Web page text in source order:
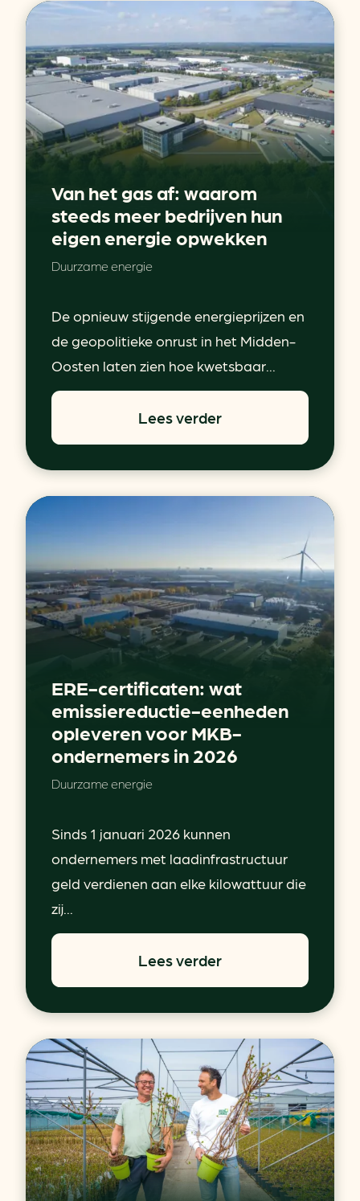
Van het gas af: waarom
steeds meer bedrijven hun
eigen energie opwekken
Duurzame energie
De opnieuw stijgende energieprijzen en
de geopolitieke onrust in het Midden-
Oosten laten zien hoe kwetsbaar...
Lees verder
ERE-certificaten: wat
emissiereductie-eenheden
opleveren voor MKB-
ondernemers in 2026
Duurzame energie
Sinds 1 januari 2026 kunnen
ondernemers met laadinfrastructuur
geld verdienen aan elke kilowattuur die
zij...
Lees verder